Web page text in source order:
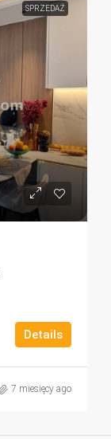
SPRZEDAŻ
Details
7 miesięcy ago